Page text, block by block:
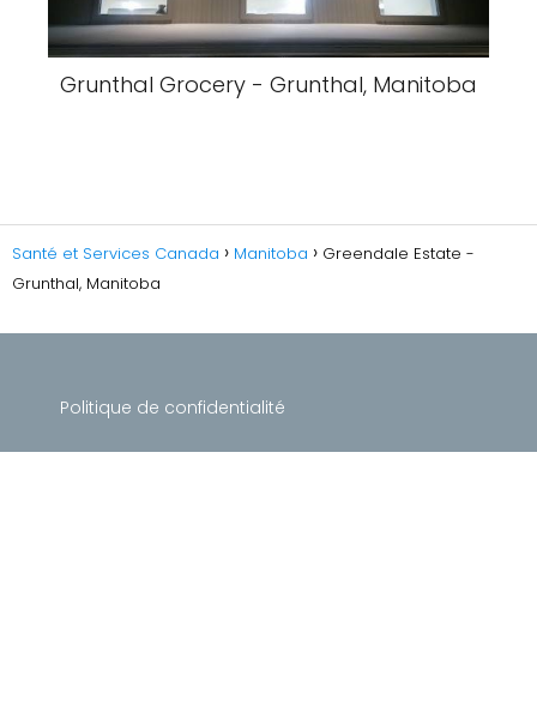
Grunthal Grocery - Grunthal, Manitoba
Santé et Services Canada Manitoba
Greendale Estate -
Grunthal, Manitoba
Politique de confidentialité